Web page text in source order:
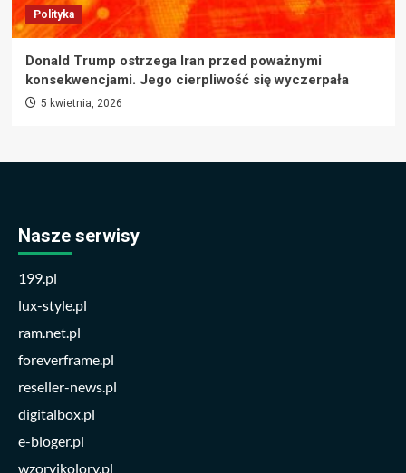
Polityka
Donald Trump ostrzega Iran przed poważnymi
konsekwencjami. Jego cierpliwość się wyczerpała
5 kwietnia, 2026
Nasze serwisy
199.pl
lux-style.pl
ram.net.pl
foreverframe.pl
reseller-news.pl
digitalbox.pl
e-bloger.pl
wzoryikolory.pl